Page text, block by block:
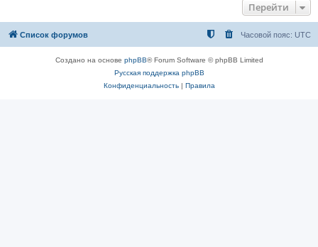
Перейти
Список форумов Часовой пояс: UTC
Создано на основе phpBB® Forum Software © phpBB Limited
Русская поддержка phpBB
Конфиденциальность| Правила